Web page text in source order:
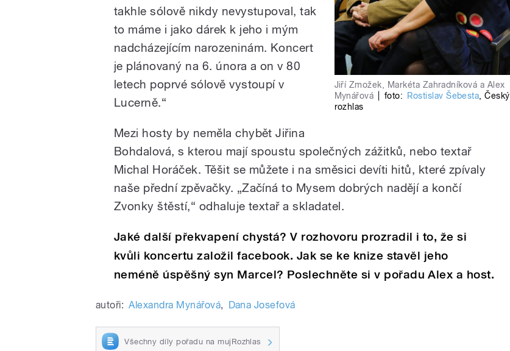
Jiří Zmožek, Markéta Zahradníková a Alex
Mynářová
foto: Rostislav Šebesta,Český
rozhlas
takhle sólově nikdy nevystupoval, tak
to máme i jako dárek k jeho i mým
nadcházejícím narozeninám. Koncert
je plánovaný na 6. února a on v 80
letech poprvé sólově vystoupí v
Lucerně.“
Mezi hosty by neměla chybět Jiřina
Bohdalová, s kterou mají spoustu společných zážitků, nebo textař
Michal Horáček. Těšit se můžete i na směsici devíti hitů, které zpívaly
naše přední zpěvačky. „Začíná to Mysem dobrých nadějí a končí
Zvonky štěstí,“ odhaluje textař a skladatel.
Jaké další překvapení chystá? V rozhovoru prozradil i to, že si
kvůli koncertu založil facebook. Jak se ke knize stavěl jeho
neméně úspěšný syn Marcel? Poslechněte si v pořadu Alex a host.
autoři: Alexandra Mynářová, Dana Josefová
Všechny díly pořadu na mujRozhlas